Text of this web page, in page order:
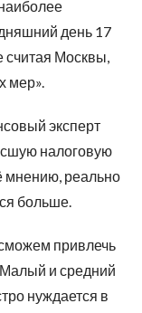
день 17
считая Москвы,
мер».
эксперт
налоговую
мнению, реально
больше.
привлечь
и средний
нуждается в